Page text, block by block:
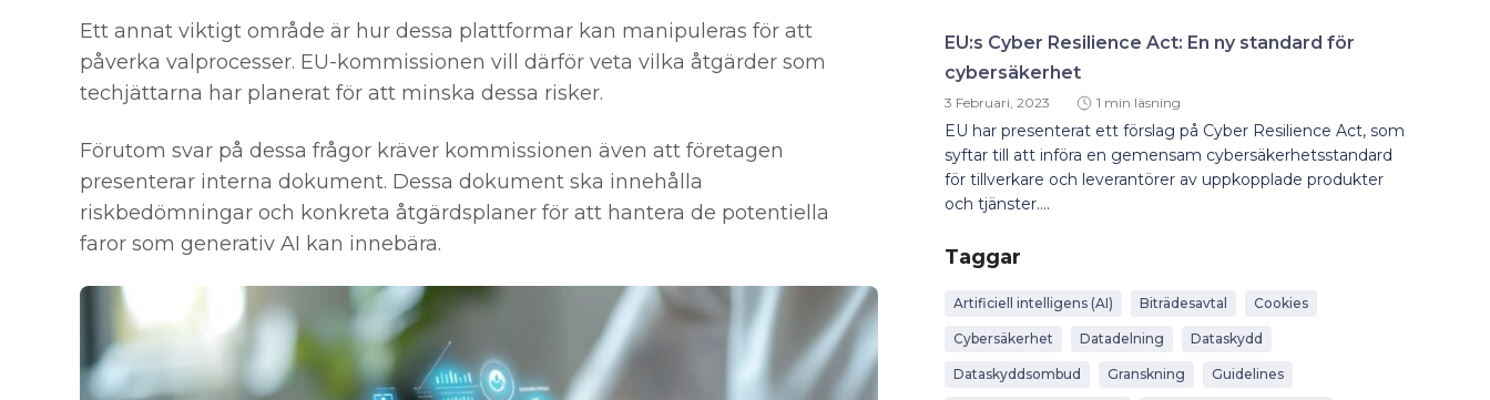
Ett annat viktigt område är hur dessa plattformar kan manipuleras för att
påverka valprocesser. EU-kommissionen vill därför veta vilka åtgärder som
techjättarna har planerat för att minska dessa risker.
Förutom svar på dessa frågor kräver kommissionen även att företagen
presenterar interna dokument. Dessa dokument ska innehålla
riskbedömningar och konkreta åtgärdsplaner för att hantera de potentiella
faror som generativ AI kan innebära.
EU:s Cyber Resilience Act: En ny standard för
cybersäkerhet
3 Februari, 2023 1 min läsning
EU har presenterat ett förslag på Cyber Resilience Act, som
syftar till att införa en gemensam cybersäkerhetsstandard
för tillverkare och leverantörer av uppkopplade produkter
och tjänster....
Taggar
Artificiell intelligens (AI) Biträdesavtal Cookies
Cybersäkerhet Datadelning Dataskydd
Dataskyddsombud Granskning Guidelines